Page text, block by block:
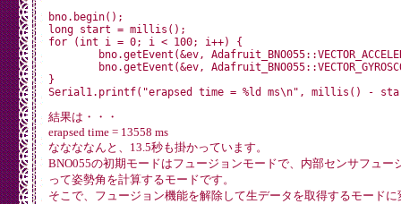
bno.begin();
long start = millis();
for (int i = 0; i < 100; i++) {
}
結果は・・・
erapsed time = 13558 ms
ななななんと、13.5秒も掛かっています。
BNO055の初期モードはフュージョンモードで、内部センサフュー
って姿勢角を計算するモードです。
そこで、フュージョン機能を解除して生データを取得するモードに